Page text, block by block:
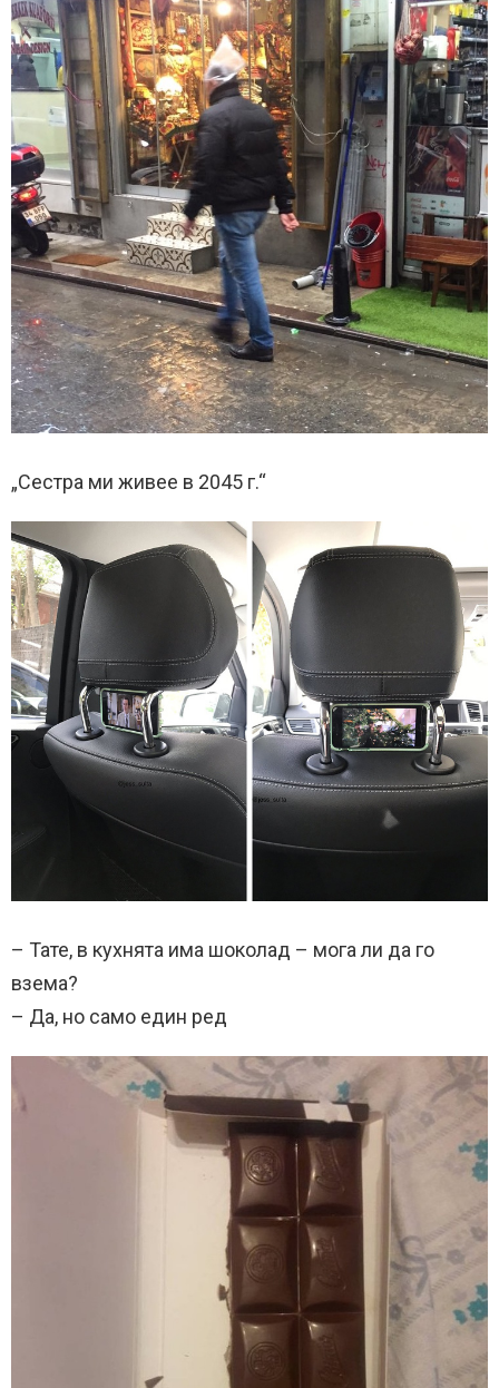
„Сестра ми живее в 2045 г.“
– Тате, в кухнята има шоколад – мога ли да го
взема?
– Да, но само един ред